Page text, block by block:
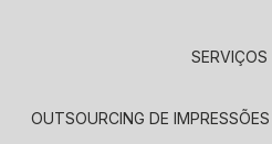
SERVIÇOS
OUTSOURCING DE IMPRESSÕES